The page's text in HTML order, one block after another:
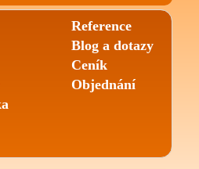
Reference
Blog a dotazy
Ceník
Objednání